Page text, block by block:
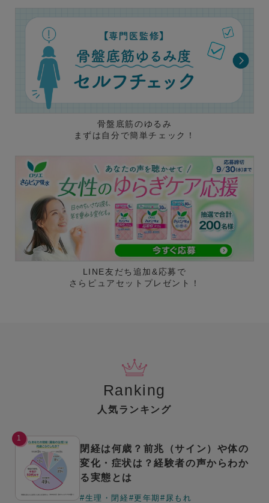
骨盤底筋のゆるみ
まずは自分で簡単チェック！
LINE友だち追加&応募で
さらピュアセットプレゼント！
Ranking
人気ランキング
1
閉経は何歳？前兆（サイン）や体の
変化・症状は？経験者の声からわか
る実態とは
#生理・閉経 #更年期#尿もれ